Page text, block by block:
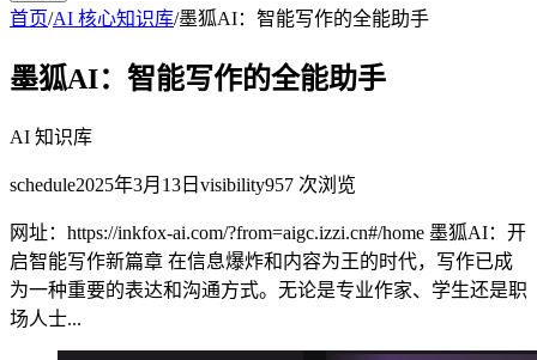
首页/AI 核心知识库/墨狐AI：智能写作的全能助手
墨狐AI：智能写作的全能助手
AI 知识库
schedule2025年3月13日 visibility957 次浏览
网址：https://inkfox-ai.com/?from=aigc.izzi.cn#/home 墨狐AI：开
启智能写作新篇章 在信息爆炸和内容为王的时代，写作已成
为一种重要的表达和沟通方式。无论是专业作家、学生还是职
场人士...